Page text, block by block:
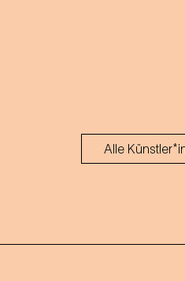
Alle